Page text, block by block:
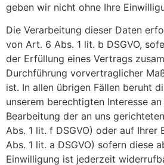
geben wir nicht ohne Ihre
Die Verarbeitung dieser Daten
von Art. 6 Abs. 1 lit. b DSGVO,
der Erfüllung eines Vertrags
Durchführung vorvertraglicher
ist. In allen übrigen Fällen beruht
unserem berechtigten Interesse
Bearbeitung der an uns
Abs. 1 lit. f DSGVO) oder auf Ihrer
Abs. 1 lit. a DSGVO) sofern diese
Einwilligung ist jederzeit